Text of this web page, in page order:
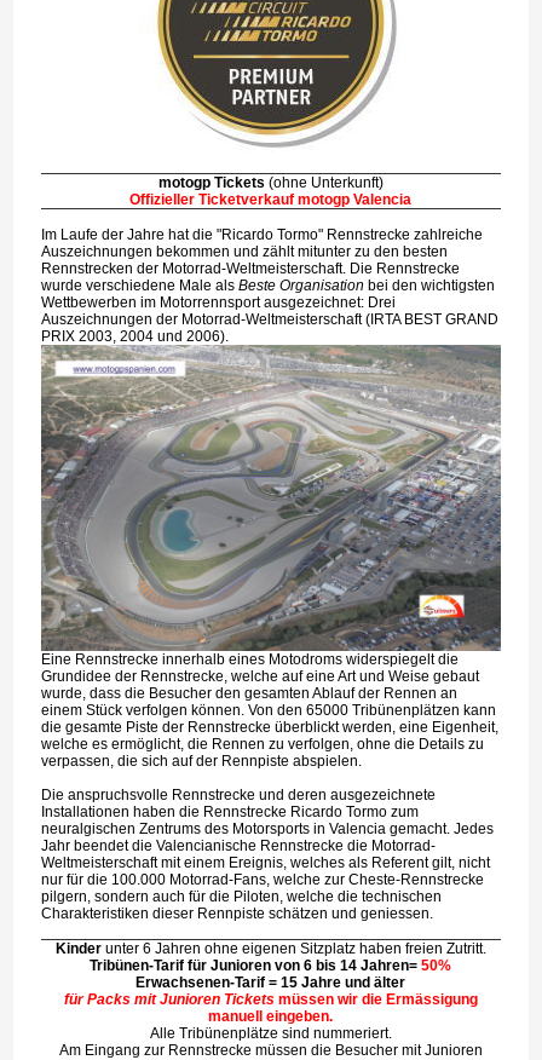
motogp Tickets (ohne Unterkunft)
Offizieller Ticketverkauf motogp Valencia
Im Laufe der Jahre hat die "Ricardo Tormo" Rennstrecke zahlreiche
Auszeichnungen bekommen und zählt mitunter zu den besten
Rennstrecken der Motorrad-Weltmeisterschaft. Die Rennstrecke
wurde verschiedene Male als Beste Organisation bei den wichtigsten
Wettbewerben im Motorrennsport ausgezeichnet: Drei
Auszeichnungen der Motorrad-Weltmeisterschaft (IRTA BEST GRAND
PRIX 2003, 2004 und 2006).
Eine Rennstrecke innerhalb eines Motodroms widerspiegelt die
Grundidee der Rennstrecke, welche auf eine Art und Weise gebaut
wurde, dass die Besucher den gesamten Ablauf der Rennen an
einem Stück verfolgen können. Von den 65000 Tribünenplätzen kann
die gesamte Piste der Rennstrecke überblickt werden, eine Eigenheit,
welche es ermöglicht, die Rennen zu verfolgen, ohne die Details zu
verpassen, die sich auf der Rennpiste abspielen.
Die anspruchsvolle Rennstrecke und deren ausgezeichnete
Installationen haben die Rennstrecke Ricardo Tormo zum
neuralgischen Zentrums des Motorsports in Valencia gemacht. Jedes
Jahr beendet die Valencianische Rennstrecke die Motorrad-
Weltmeisterschaft mit einem Ereignis, welches als Referent gilt, nicht
nur für die 100.000 Motorrad-Fans, welche zur Cheste-Rennstrecke
pilgern, sondern auch für die Piloten, welche die technischen
Charakteristiken dieser Rennpiste schätzen und geniessen.
Kinder unter 6 Jahren ohne eigenen Sitzplatz haben freien Zutritt.
Tribünen-Tarif für Junioren von 6 bis 14 Jahren=50%
Erwachsenen-Tarif = 15 Jahre und älter
für Packs mit Junioren Ticketsmüssen wir die Ermässigung
manuell eingeben.
Alle Tribünenplätze sind nummeriert.
Am Eingang zur Rennstrecke müssen die Besucher mit Junioren